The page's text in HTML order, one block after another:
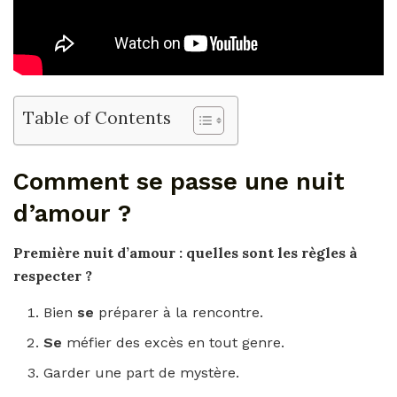
Table of Contents
Comment se passe une nuit
d’amour ?
Première nuit d’amour : quelles sont les règles à
respecter ?
Bien se préparer à la rencontre.
Se méfier des excès en tout genre.
Garder une part de mystère.